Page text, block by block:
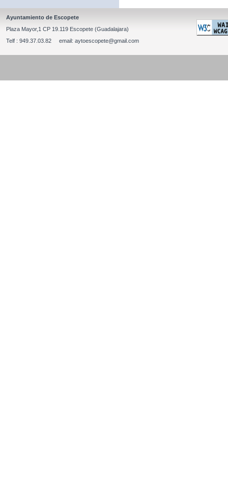
Ayuntamiento de Escopete
Plaza Mayor,1 CP 19.119 Escopete (Guadalajara)
Telf : 949.37.03.82 email: aytoescopete@gmail.com